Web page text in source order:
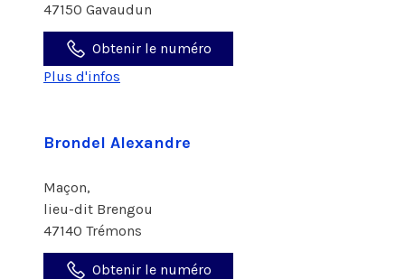
47150 Gavaudun
Obtenir le numéro
Plus d'infos
Brondel Alexandre
Maçon,
lieu-dit Brengou
47140 Trémons
Obtenir le numéro